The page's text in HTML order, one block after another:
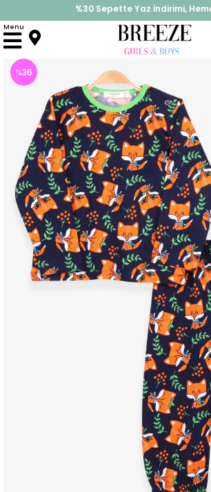
%30 Sepette Yaz İndirimi,
İndirimlere ek %10 İndirimi Kap,
Menu
Anasayfa Pijama & İç Giyim ERKEK Pijama
%36